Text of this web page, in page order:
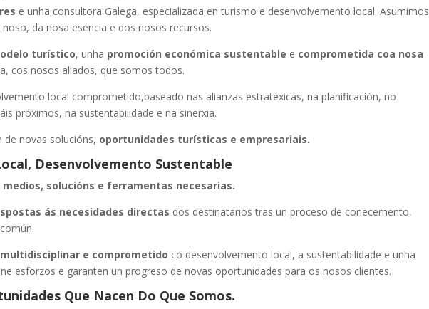
e unha consultora Galega, especializada en turismo e desenvolvemento local. Asumimos
da nosa esencia e dos nosos recursos.
turístico, unha promoción económica sustentable e comprometida coa nosa
cos nosos aliados, que somos todos.
local comprometido,baseado nas alianzas estratéxicas, na planificación, no
próximos, na sustentabilidade e na sinerxia.
de novas solucións, oportunidades turísticas e empresariais.
Desenvolvemento Sustentable
medios, solucións e ferramentas necesarias.
ás necesidades directas dos destinatarios tras un proceso de coñecemento,
e comprometido co desenvolvemento local, a sustentabilidade e unha
esforzos e garanten un progreso de novas oportunidades para os nosos clientes.
Que Nacen Do Que Somos.